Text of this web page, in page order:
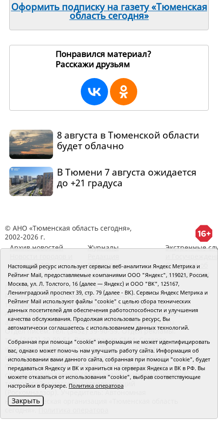
Оформить подписку на газету «Тюменская
область сегодня»
Понравился материал?
Расскажи друзьям
8 августа в Тюменской области
будет облачно
В Тюмени 7 августа ожидается
до +21 градуса
© АНО «Тюменская область сегодня»,
2002-2026 г.
Архив новостей
районов ТО
Журналы
RSS поток
Экстренные
Сведения об
организации
Главный редактор Рябков А.В.
Редакция: 625002, Тюмень, Осипенко, 81,
телефон (3452)49-00-18, e-mail: tumentoday@obl72.ru
Адрес для писем: 625000, Россия, Тюмень, Почтамт,
а/я 371. Для пресс-релизов: tumentoday@obl72.ru.
Отдел писем: тел. (3452) 39-90-59. Отдел рекламы:
тел. (3452) 39-90-51. Регистрация СМИ: Сетевое
издание «Интернет-газета «Тюменская область
сегодня», свидетельство о регистрации СМИ Эл №
ФС77-64918 от 24.02.2016 выдано Федеральной
службой по надзору в сфере связи, информационных
технологий и массовых коммуникаций
(Роскомнадзор). Учредитель: Автономная
некоммерческая организация «Тюменская область
Настоящий ресурс использует сервисы веб-аналитики Яндекс Метрика и
Рейтинг Mail, предоставляемые компаниями ООО "Яндекс", 119021, Россия,
Москва, ул. Л. Толстого, 16 (далее — Яндекс) и ООО "ВК", 125167,
Ленинградский проспект 39, стр. 79 (далее - ВК). Сервисы Яндекс Метрика и
Рейтинг Mail используют файлы "cookie" с целью сбора технических
данных посетителей для обеспечения работоспособности и улучшения
качества обслуживания. Продолжая использовать ресурс, Вы
автоматически соглашаетесь с использованием данных технологий.
Собранная при помощи "cookie" информация не может идентифицировать
вас, однако может помочь нам улучшить работу сайта. Информация об
использовании вами данного сайта, собранная при помощи "cookie", будет
передаваться Яндексу и ВК и храниться на серверах Яндекса и ВК в РФ. Вы
можете отказаться от использования "cookie", выбрав соответствующие
настройки в браузере. Политика оператора
Закрыть